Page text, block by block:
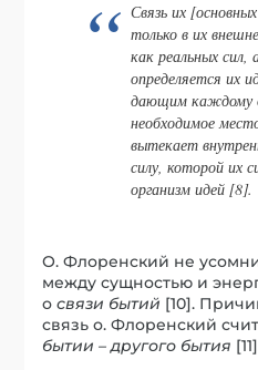
Связь их
только в их
как реальных сил,
определяется их
дающим каждому
необходимое
вытекает
силу, которой их
организм идей [8].
О. Флоренский не
между сущностью и
освязи бытий [10].
связь о. Флоренский
бытии – другого бытия